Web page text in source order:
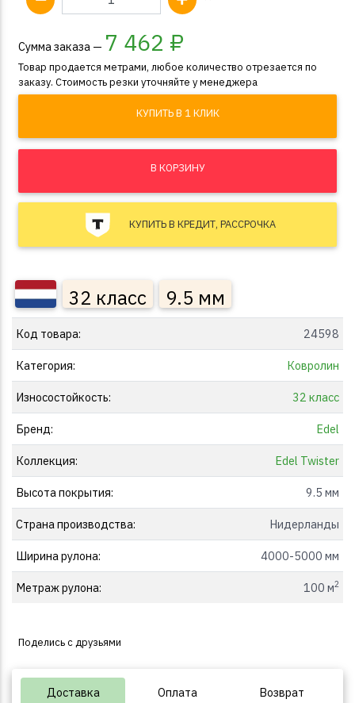
Сумма заказа — 7 462 ₽
Товар продается метрами, любое количество отрезается по
заказу. Стоимость резки уточняйте у менеджера
КУПИТЬ В 1 КЛИК
В КОРЗИНУ
КУПИТЬ В КРЕДИТ, РАССРОЧКА
32 класс 9.5 мм
Код товара: 24598
Категория: Ковролин
Износостойкость: 32 класс
Бренд: Edel
Коллекция: Edel Twister
Высота покрытия: 9.5 мм
Страна производства: Нидерланды
Ширина рулона: 4000-5000 мм
Метраж рулона: 100 м2
Поделись с друзьями
Доставка Оплата Возврат